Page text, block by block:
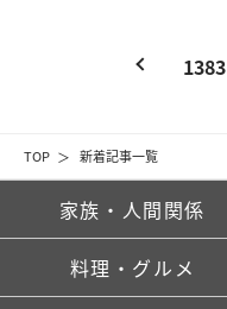
TOP 新着記事一覧
1383
家族・人間関係
料理・グルメ